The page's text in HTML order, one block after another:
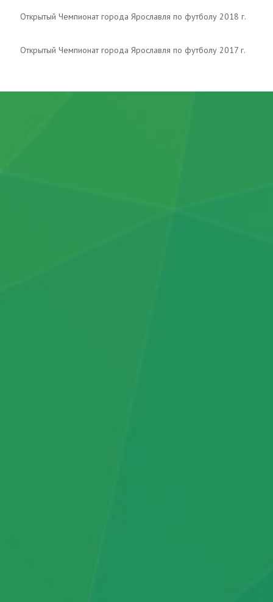
Открытый Чемпионат города Ярославля по футболу 2018 г.
Открытый Чемпионат города Ярославля по футболу 2017 г.